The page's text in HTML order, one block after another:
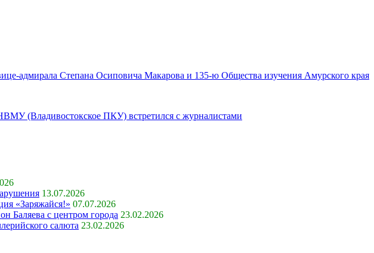
адмирала Степана Осиповича Макарова и 135-ю Общества изучения Амурского края
(Владивостокское ПКУ) встретился с журналистами
13.07.2026
«Заряжайся!» 07.07.2026
Баляева с центром города 23.02.2026
салюта 23.02.2026